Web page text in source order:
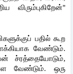
பதில் கூற
வேண்டும்.
ச்ரத்தையோடும்,
வேண்டும். ஒரு